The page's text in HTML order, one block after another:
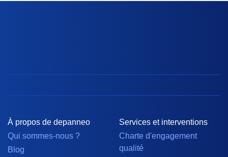
À propos de depanneo
Qui sommes-nous ?
Blog
Services et interventions
Charte d'engagement
qualité